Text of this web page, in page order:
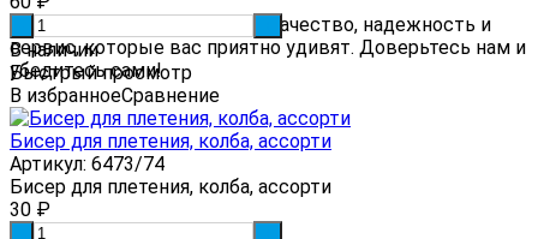
Почему мы?
Veema.ru — это качество, надежность и
сервис, которые вас приятно удивят. Доверьтесь нам и
убедитесь сами!
В наличии
Быстрый просмотр
В избранноеСравнение
Бисер для плетения, колба, ассорти
Артикул: 6473/74
Бисер для плетения, колба, ассорти
30 ₽